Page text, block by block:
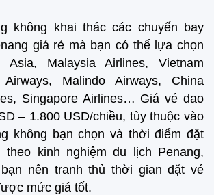
không khai thác các chuyến bay
giá rẻ mà bạn có thể lựa chọn
Malaysia Airlines, Vietnam
Malindo Airways, China
Singapore Airlines… Giá vé dao
– 1.800 USD/chiều, tùy thuộc vào
không bạn chọn và thời điểm đặt
theo kinh nghiệm du lịch Penang,
bạn nên tranh thủ thời gian đặt vé
mức giá tốt.